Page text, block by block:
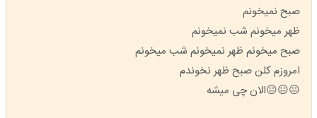
صبح نمیخونم
ظهر میخونم شب نمیخونم
صبح میخونم ظهر نمیخونم شب میخونم
امروزم کلن صبح ظهر نخوندم
😐😐😐الان چی میشه